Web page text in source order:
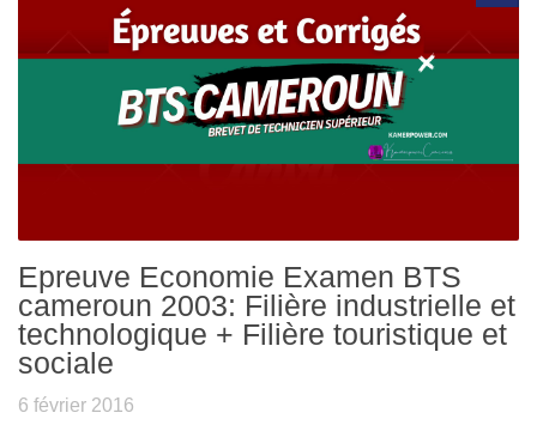
Epreuve Economie Examen BTS
cameroun 2003: Filière industrielle et
technologique + Filière touristique et
sociale
6 février 2016